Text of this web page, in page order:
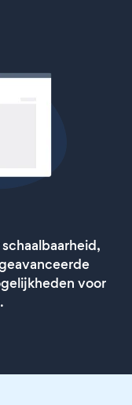
voor